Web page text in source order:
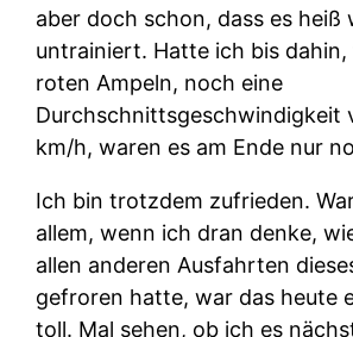
aber doch schon, dass es heiß
untrainiert. Hatte ich bis
roten Ampeln, noch eine
Durchschnittsgeschwindigkeit
km/h, waren es am Ende nur
Ich bin trotzdem zufrieden.
allem, wenn ich dran denke,
allen anderen Ausfahrten
gefroren hatte, war das heute
toll. Mal sehen, ob ich es